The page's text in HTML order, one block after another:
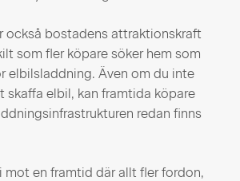
också bostadens attraktionskraft
som fler köpare söker hem som
elbilsladdning. Även om du inte
skaffa elbil, kan framtida köpare
redan finns
mot en framtid där allt fler fordon,